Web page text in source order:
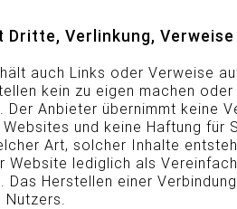
Verlinkung, Verweise
auch Links oder Verweise
kein zu eigen machen
Der Anbieter übernimmt keine
und keine Haftung für
Art, solcher Inhalte
Website lediglich als
Das Herstellen einer